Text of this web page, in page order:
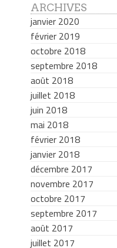
ARCHIVES
janvier 2020
février 2019
octobre 2018
septembre 2018
août 2018
juillet 2018
juin 2018
mai 2018
février 2018
janvier 2018
décembre 2017
novembre 2017
octobre 2017
septembre 2017
août 2017
juillet 2017